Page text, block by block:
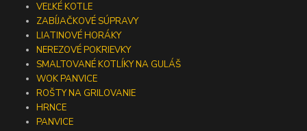
VEĽKÉ KOTLE
ZABÍJAČKOVÉ SÚPRAVY
LIATINOVÉ HORÁKY
NEREZOVÉ POKRIEVKY
SMALTOVANÉ KOTLÍKY NA GULÁŠ
WOK PANVICE
ROŠTY NA GRILOVANIE
HRNCE
PANVICE